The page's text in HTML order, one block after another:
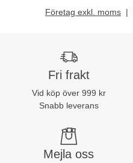
Företag exkl. moms
Fri frakt
Vid köp över 999 kr
Snabb leverans
Mejla oss